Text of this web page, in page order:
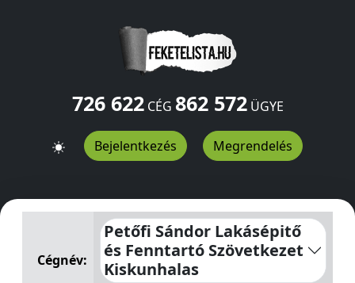
726 622CÉG 862 572ÜGYE
Bejelentkezés Megrendelés
Petőfi Sándor Lakásépitő és Fenntartó Szövetkezet
Cégnév:
Petőfi Sándor Lakásépitő
és Fenntartó Szövetkezet
Kiskunhalas